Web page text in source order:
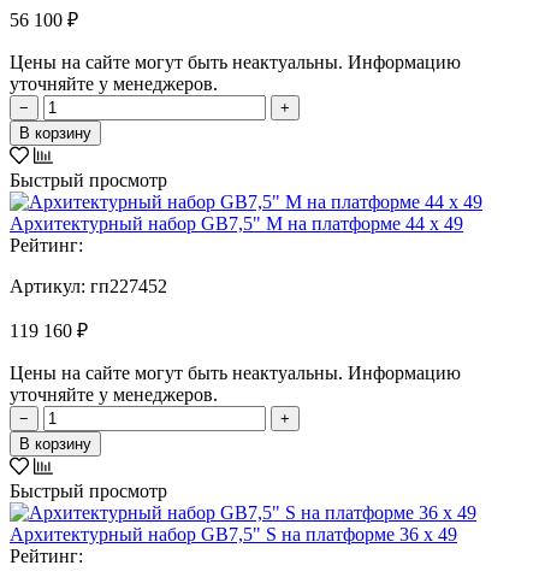
56 100 ₽
Цены на сайте могут быть неактуальны. Информацию
уточняйте у менеджеров.
−
+
В корзину
Быстрый просмотр
Архитектурный набор GB7,5" M на платформе 44 х 49
Рейтинг:
Артикул: гп227452
119 160 ₽
Цены на сайте могут быть неактуальны. Информацию
уточняйте у менеджеров.
−
+
В корзину
Быстрый просмотр
Архитектурный набор GB7,5" S на платформе 36 х 49
Рейтинг: